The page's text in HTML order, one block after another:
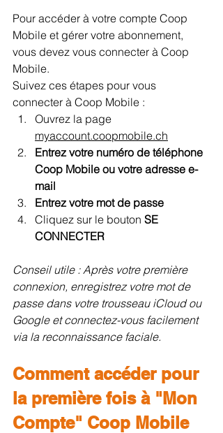
Pour accéder à votre compte Coop
Mobile et gérer votre abonnement,
vous devez vous connecter à Coop
Mobile.
Suivez ces étapes pour vous
connecter à Coop Mobile :
Ouvrez la page
myaccount.coopmobile.ch
Entrez votre numéro de téléphone
Coop Mobile ou votre adresse e-
mail
Entrez votre mot de passe
Cliquez sur le bouton SE
CONNECTER
Conseil utile : Après votre première
connexion, enregistrez votre mot de
passe dans votre trousseau iCloud ou
Google et connectez-vous facilement
via la reconnaissance faciale.
Comment accéder pour
la première fois à "Mon
Compte" Coop Mobile